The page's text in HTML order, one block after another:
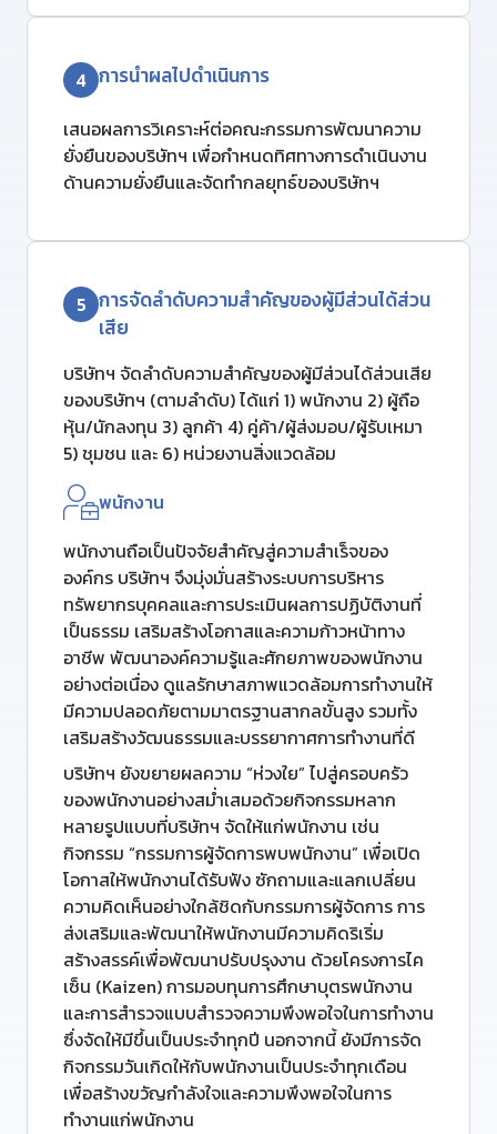
4 การนําผลไปดําเนินการ
เสนอผลการวิเคราะห์ต่อคณะกรรมการพัฒนาความ
ยั่งยืนของบริษัทฯ เพื่อกําหนดทิศทางการดําเนินงาน
ด้านความยั่งยืนและจัดทํากลยุทธ์ของบริษัทฯ
5 การจัดลำดับความสำคัญของผู้มีส่วนได้ส่วน
เสีย
บริษัทฯ จัดลำดับความสำคัญของผู้มีส่วนได้ส่วนเสีย
ของบริษัทฯ (ตามลำดับ) ได้แก่ 1) พนักงาน 2) ผู้ถือ
หุ้น/นักลงทุน 3) ลูกค้า 4) คู่ค้า/ผู้ส่งมอบ/ผู้รับเหมา
5) ชุมชน และ 6) หน่วยงานสิ่งแวดล้อม
พนักงาน
พนักงานถือเป็นปัจจัยสำคัญสู่ความสำเร็จของ
องค์กร บริษัทฯ จึงมุ่งมั่นสร้างระบบการบริหาร
ทรัพยากรบุคคลและการประเมินผลการปฏิบัติงานที่
เป็นธรรม เสริมสร้างโอกาสและความก้าวหน้าทาง
อาชีพ พัฒนาองค์ความรู้และศักยภาพของพนักงาน
อย่างต่อเนื่อง ดูแลรักษาสภาพแวดล้อมการทำงานให้
มีความปลอดภัยตามมาตรฐานสากลขั้นสูง รวมทั้ง
เสริมสร้างวัฒนธรรมและบรรยากาศการทำงานที่ดี
บริษัทฯ ยังขยายผลความ “ห่วงใย” ไปสู่ครอบครัว
ของพนักงานอย่างสม่ำเสมอด้วยกิจกรรมหลาก
หลายรูปแบบที่บริษัทฯ จัดให้แก่พนักงาน เช่น
กิจกรรม “กรรมการผู้จัดการพบพนักงาน” เพื่อเปิด
โอกาสให้พนักงานได้รับฟัง ซักถามและแลกเปลี่ยน
ความคิดเห็นอย่างใกล้ชิดกับกรรมการผู้จัดการ การ
ส่งเสริมและพัฒนาให้พนักงานมีความคิดริเริ่ม
สร้างสรรค์เพื่อพัฒนาปรับปรุงงาน ด้วยโครงการไค
เซ็น (Kaizen) การมอบทุนการศึกษาบุตรพนักงาน
และการสำรวจแบบสำรวจความพึงพอใจในการทำงาน
ซึ่งจัดให้มีขึ้นเป็นประจำทุกปี นอกจากนี้ ยังมีการจัด
กิจกรรมวันเกิดให้กับพนักงานเป็นประจำทุกเดือน
เพื่อสร้างขวัญกำลังใจและความพึงพอใจในการ
ทำงานแก่พนักงาน